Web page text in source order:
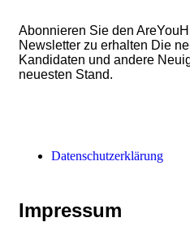
Abonnieren Sie den
Newsletter zu erhalten Die
Kandidaten und andere
neuesten Stand.
Impressum
Datenschutzerklärung